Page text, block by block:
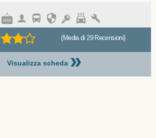
(Media di 29 Recensioni)
Visualizza scheda »